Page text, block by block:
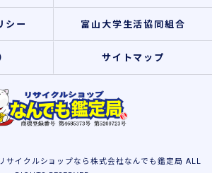
シー 富山大学生活協同組合
サイトマップ
イクルショップなら株式会社なんでも鑑定局 ALL